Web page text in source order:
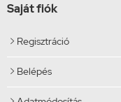
Saját fiók
 Regisztráció
 Belépés